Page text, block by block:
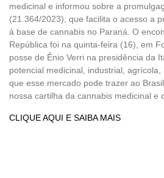
medicinal e informou sobre a
(21.364/2023), que facilita o acesso a
à base de cannabis no Paraná. O
República foi na quinta-feira (16), em
posse de Ênio Verri na presidência da
potencial medicinal, industrial,
que esse mercado pode trazer ao
nossa cartilha da cannabis medicinal e
CLIQUE AQUI E SAIBA MAIS